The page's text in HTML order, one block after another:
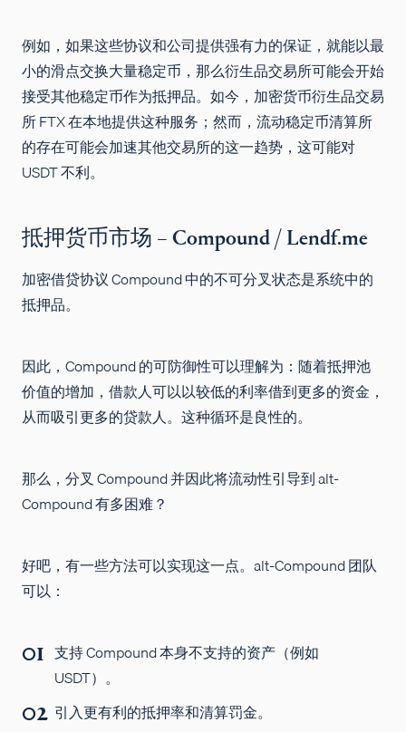
例如，如果这些协议和公司提供强有力的保证，就能以最
小的滑点交换大量稳定币，那么衍生品交易所可能会开始
接受其他稳定币作为抵押品。如今，加密货币衍生品交易
所 FTX 在本地提供这种服务；然而，流动稳定币清算所
的存在可能会加速其他交易所的这一趋势，这可能对
USDT 不利。
抵押货币市场 – Compound / Lendf.me
加密借贷协议 Compound 中的不可分叉状态是系统中的
抵押品。
因此，Compound 的可防御性可以理解为：随着抵押池
价值的增加，借款人可以以较低的利率借到更多的资金，
从而吸引更多的贷款人。这种循环是良性的。
那么，分叉 Compound 并因此将流动性引导到 alt-
Compound 有多困难？
好吧，有一些方法可以实现这一点。alt-Compound 团队
可以：
支持 Compound 本身不支持的资产（例如
USDT）。
引入更有利的抵押率和清算罚金。